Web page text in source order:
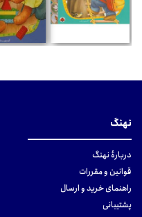
نهنگ
دربارهٔ نهنگ
قوانین و مقررات
راهنمای خرید و ارسال
پشتیبانی